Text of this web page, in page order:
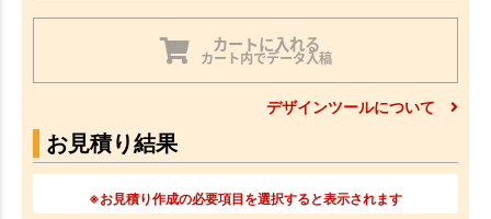
カートに入れる
カート内でデータ入稿
デザインツールについて
お見積り結果
※お見積り作成の必要項目を選択すると表示されます